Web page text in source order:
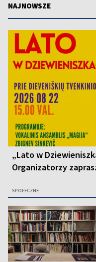
NAJNOWSZE
„Lato w
Organizatorzy
SPOŁECZNE